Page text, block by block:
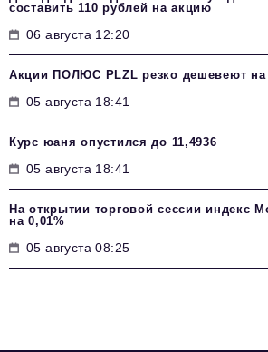
составить 110 рублей на акцию
06 августа 12:20
Акции ПОЛЮС PLZL резко дешевеют
05 августа 18:41
Курс юаня опустился до 11,4936
05 августа 18:41
На открытии торговой сессии индекс
на 0,01%
05 августа 08:25